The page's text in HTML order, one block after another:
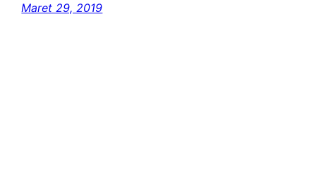
Maret 29, 2019